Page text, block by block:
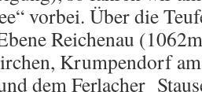
vorbei. Über die
Reichenau
Krumpendorf
dem Ferlacher